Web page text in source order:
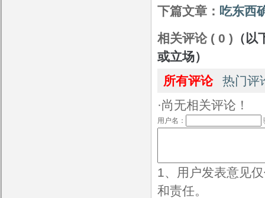
下篇文章： 吃东西
相关评论 ( 0 ) （
或立场）
所有评论
热门评
·尚无相关评论！
用户名：
1、用户发表意见
和责任。